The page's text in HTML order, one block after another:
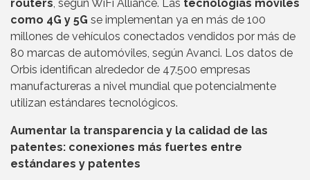
routers, según WiFi Alliance. Las tecnologías móviles
como 4G y 5G se implementan ya en más de 100
millones de vehículos conectados vendidos por más de
80 marcas de automóviles, según Avanci. Los datos de
Orbis identifican alrededor de 47.500 empresas
manufactureras a nivel mundial que potencialmente
utilizan estándares tecnológicos.
Aumentar la transparencia y la calidad de las
patentes: conexiones más fuertes entre
estándares y patentes